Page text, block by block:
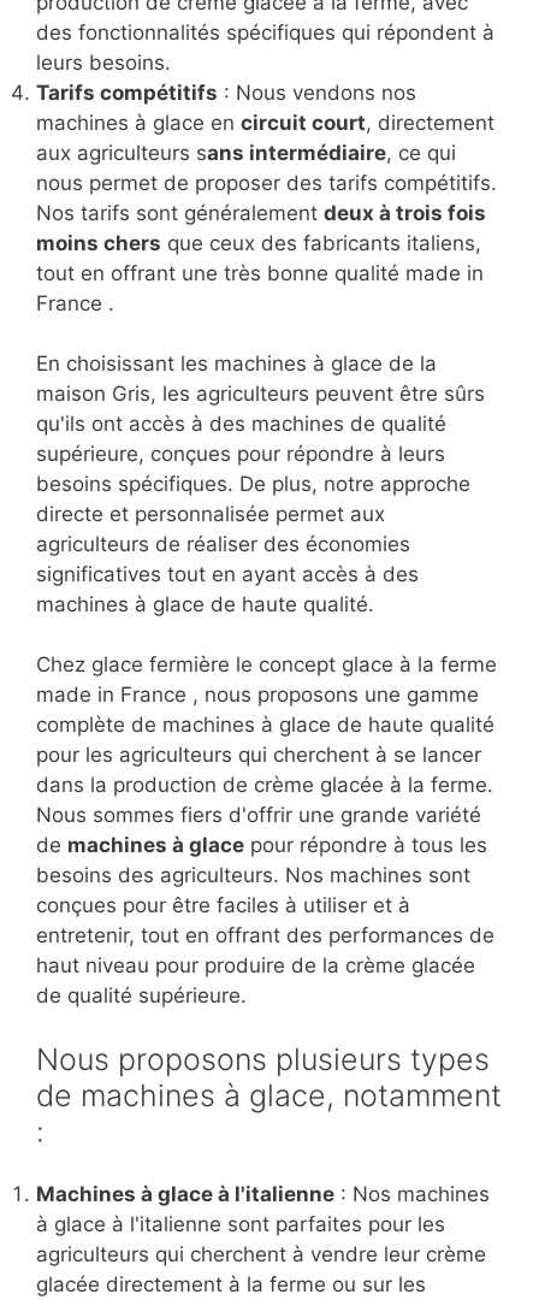
des fonctionnalités spécifiques qui répondent à
leurs besoins.
Tarifs compétitifs : Nous vendons nos
machines à glace en circuit court, directement
aux agriculteurs sans intermédiaire, ce qui
nous permet de proposer des tarifs compétitifs.
Nos tarifs sont généralement deux à trois fois
moins chers que ceux des fabricants italiens,
tout en offrant une très bonne qualité made in
France .
En choisissant les machines à glace de la
maison Gris, les agriculteurs peuvent être sûrs
qu'ils ont accès à des machines de qualité
supérieure, conçues pour répondre à leurs
besoins spécifiques. De plus, notre approche
directe et personnalisée permet aux
agriculteurs de réaliser des économies
significatives tout en ayant accès à des
machines à glace de haute qualité.
Chez glace fermière le concept glace à la ferme
made in France , nous proposons une gamme
complète de machines à glace de haute qualité
pour les agriculteurs qui cherchent à se lancer
dans la production de crème glacée à la ferme.
Nous sommes fiers d'offrir une grande variété
de machines à glace pour répondre à tous les
besoins des agriculteurs. Nos machines sont
conçues pour être faciles à utiliser et à
entretenir, tout en offrant des performances de
haut niveau pour produire de la crème glacée
de qualité supérieure.
Nous proposons plusieurs types
de machines à glace, notamment
:
Machines à glace à l'italienne : Nos machines
à glace à l'italienne sont parfaites pour les
agriculteurs qui cherchent à vendre leur crème
glacée directement à la ferme ou sur les